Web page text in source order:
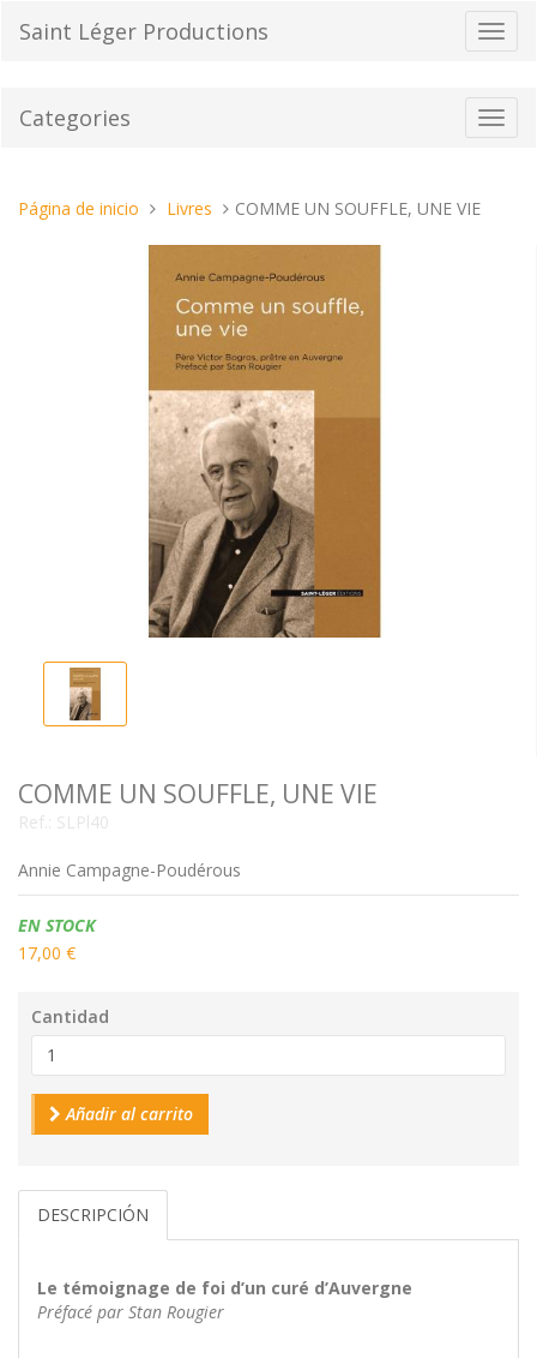
el
de
Saint Léger Productions
Categories
Estas
Página de inicio Livres COMME UN SOUFFLE, UNE VIE
COMME UN SOUFFLE, UNE VIE
Ref.: SLPl40
Annie Campagne-Poudérous
Disponibilidad:
EN STOCK
17,00 €
Cantidad
Añadir al carrito
DESCRIPCIÓN
Le témoignage de foi d’un curé d’Auvergne
Préfacé par Stan Rougier